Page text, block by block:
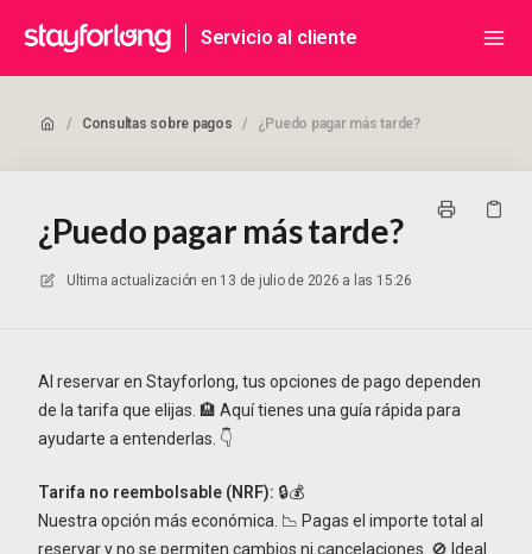
Servicio al cliente
/ Consultas sobre pagos / ¿Puedo pagar más tarde?
¿Puedo pagar más tarde?
Ultima actualización en 13 de julio de 2026 a las 15:26
Al reservar en Stayforlong, tus opciones de pago dependen
de la tarifa que elijas. 🏨 Aquí tienes una guía rápida para
ayudarte a entenderlas. 👇
Tarifa no reembolsable (NRF): 🔒💰
Nuestra opción más económica. 📉 Pagas el importe total al
reservar y no se permiten cambios ni cancelaciones. 🚫 Ideal